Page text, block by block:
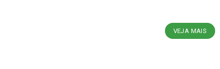
VEJA MAIS